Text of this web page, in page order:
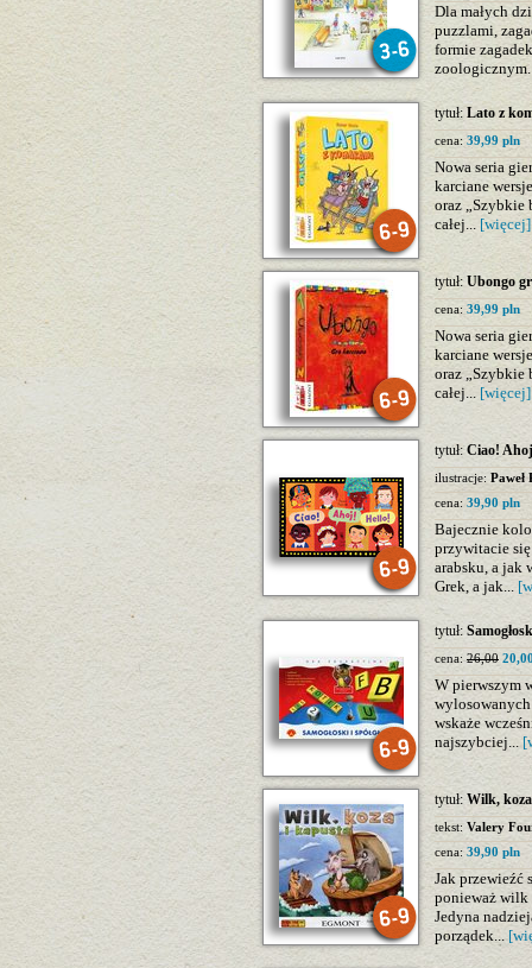
Dla małych
puzzlami,
formie
tytuł: Lato z
cena: 39,99 pln
Nowa seria
karciane
oraz „Szybkie
całej... [więcej]
tytuł: Ubongo
cena: 39,99 pln
Nowa seria
karciane
oraz „Szybkie
całej... [więcej]
tytuł:Ciao!
ilustracje: Paweł
cena: 39,90 pln
Bajecznie
przywitacie się
arabsku, a jak
Grek, a jak...
tytuł:
cena:26,00
W pierwszym
wskaże
najszybciej...
tytuł: Wilk,
tekst: Valery
cena: 39,90 pln
Jak przewieźć
ponieważ wilk
Jedyna
porządek...